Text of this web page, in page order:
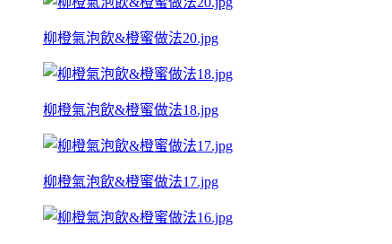
柳橙氣泡飲&橙蜜做法20.jpg
柳橙氣泡飲&橙蜜做法18.jpg
柳橙氣泡飲&橙蜜做法17.jpg